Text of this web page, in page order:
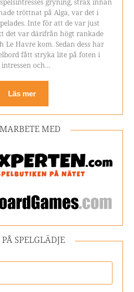
tröttnat på Alga, var det i
Inte för att de var just
det var därifrån högt rankade
Le Havre kom. Sedan dess har
fått stryka lite på foten i
och…
Läs mer
MED
SPELGLÄDJE